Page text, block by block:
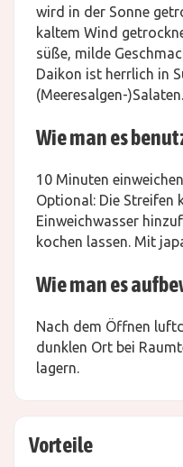
wird in der Sonne
kaltem Wind
süße, milde
Daikon ist herrlich in
(Meeresalgen-)Salaten.
Wie man es
10 Minuten
Optional: Die Streifen
Einweichwasser
kochen lassen. Mit
Wie man es
Nach dem Öffnen
dunklen Ort bei
lagern.
Vorteile